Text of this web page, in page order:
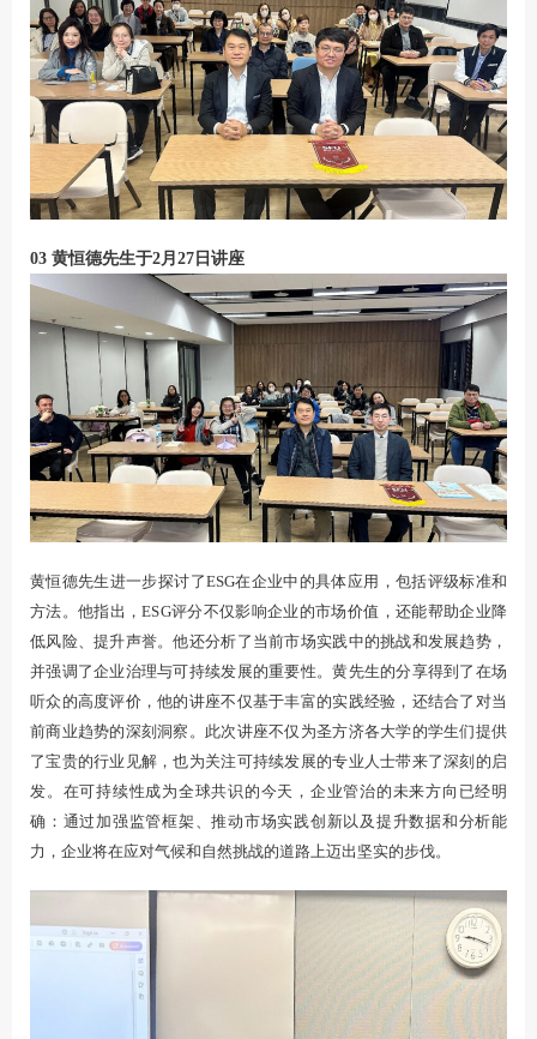
03 黄恒德先生于2月27日讲座
黄恒德先生进一步探讨了ESG在企业中的具体应用，包括评级标准和
方法。他指出，ESG评分不仅影响企业的市场价值，还能帮助企业降
低风险、提升声誉。他还分析了当前市场实践中的挑战和发展趋势，
并强调了企业治理与可持续发展的重要性。黄先生的分享得到了在场
听众的高度评价，他的讲座不仅基于丰富的实践经验，还结合了对当
前商业趋势的深刻洞察。此次讲座不仅为圣方济各大学的学生们提供
了宝贵的行业见解，也为关注可持续发展的专业人士带来了深刻的启
发。在可持续性成为全球共识的今天，企业管治的未来方向已经明
确：通过加强监管框架、推动市场实践创新以及提升数据和分析能
力，企业将在应对气候和自然挑战的道路上迈出坚实的步伐。